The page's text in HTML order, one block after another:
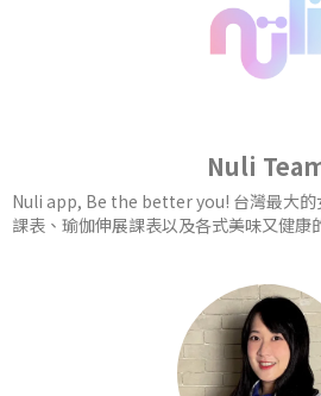
Nuli
Nuli app, Be the better you! 台灣最大的
課表、瑜伽伸展課表以及各式美味又健康